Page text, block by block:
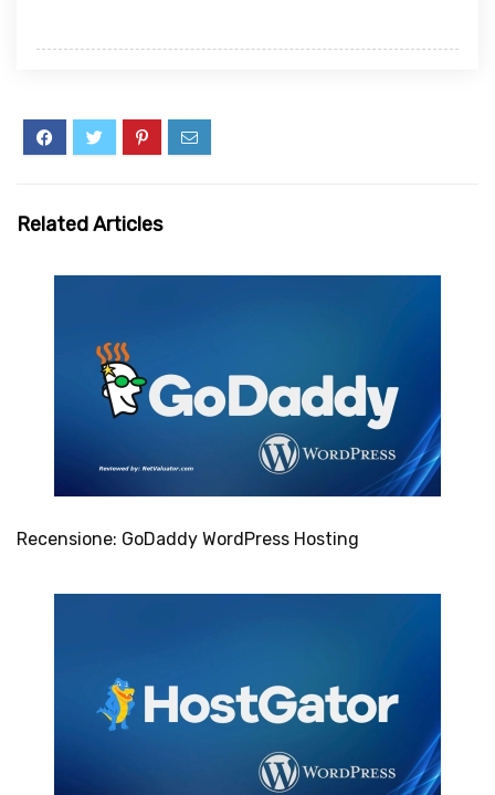
Related Articles
Recensione: GoDaddy WordPress Hosting